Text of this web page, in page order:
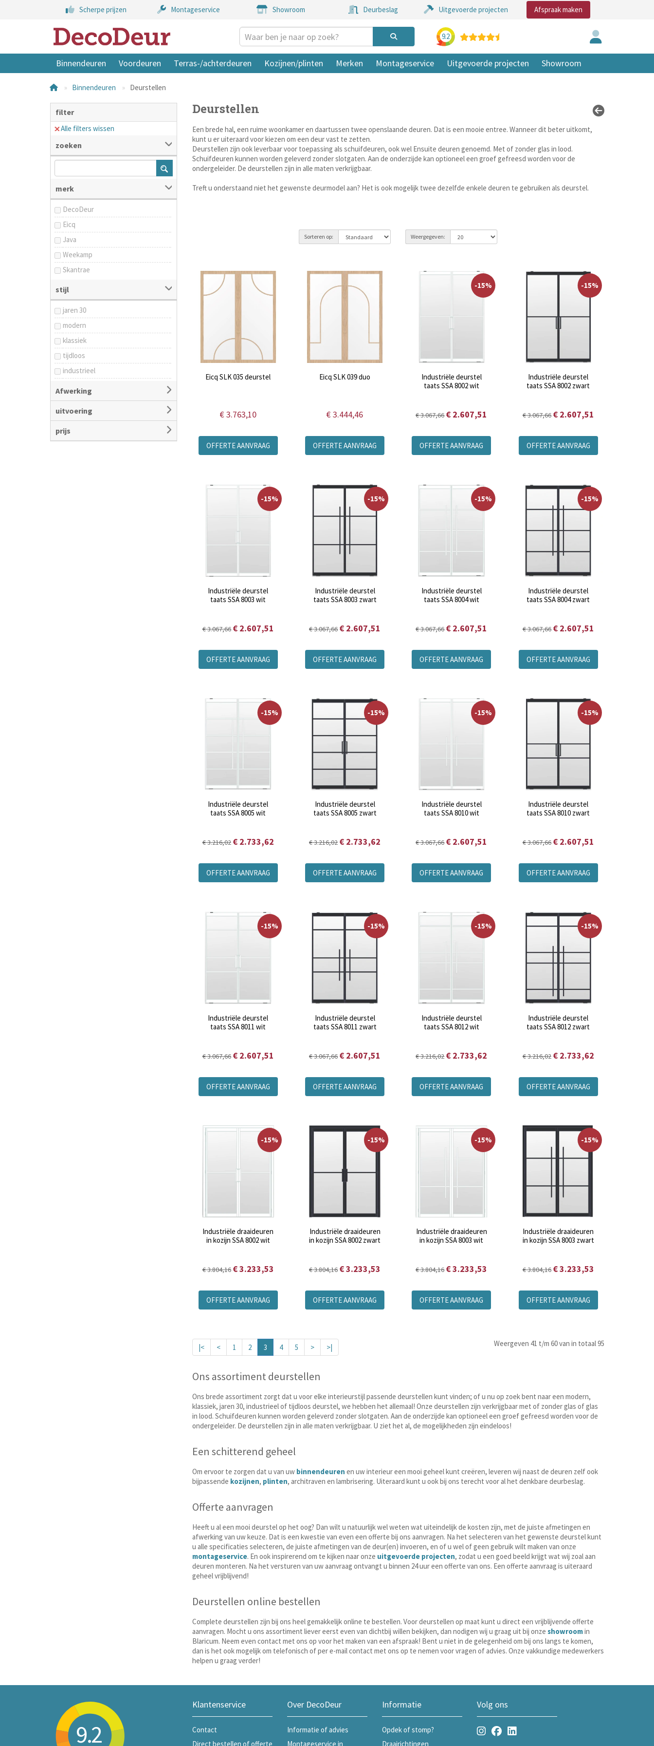
Scherpe prijzen Montageservice Showroom Deurbeslag Uitgevoerde projecten Afspraak maken
9.2
Binnendeuren Voordeuren Terras-/achterdeuren Kozijnen/plinten Merken Montageservice Uitgevoerde projecten Showroom
Binnendeuren Deurstellen
filter
Alle filters wissen
zoeken
merk
DecoDeur
Eicq
Java
Weekamp
Skantrae
stijl
jaren 30
modern
klassiek
tijdloos
industrieel
Afwerking
uitvoering
prijs
Deurstellen
Een brede hal, een ruime woonkamer en daartussen twee openslaande deuren. Dat is een mooie entree. Wanneer dit beter uitkomt,
kunt u er uiteraard voor kiezen om een deur vast te zetten.
Deurstellen zijn ook leverbaar voor toepassing als schuifdeuren, ook wel Ensuite deuren genoemd. Met of zonder glas in lood.
Schuifdeuren kunnen worden geleverd zonder slotgaten. Aan de onderzijde kan optioneel een groef gefreesd worden voor de
ondergeleider. De deurstellen zijn in alle maten verkrijgbaar.
Treft u onderstaand niet het gewenste deurmodel aan? Het is ook mogelijk twee dezelfde enkele deuren te gebruiken als deurstel.
Sorteren op: Weergegeven:
Eicq SLK 035 deurstel
€ 3.763,10
OFFERTE AANVRAAG
Eicq SLK 039 duo
€ 3.444,46
OFFERTE AANVRAAG
-15%
Industriële deurstel
taats SSA 8002 wit
€ 3.067,66€ 2.607,51
OFFERTE AANVRAAG
-15%
Industriële deurstel
taats SSA 8002 zwart
€ 3.067,66 € 2.607,51
OFFERTE AANVRAAG
-15%
Industriële deurstel
taats SSA 8003 wit
€ 3.067,66 € 2.607,51
OFFERTE AANVRAAG
-15%
Industriële deurstel
taats SSA 8003 zwart
€ 3.067,66 € 2.607,51
OFFERTE AANVRAAG
-15%
Industriële deurstel
taats SSA 8004 wit
€ 3.067,66€ 2.607,51
OFFERTE AANVRAAG
-15%
Industriële deurstel
taats SSA 8004 zwart
€ 3.067,66 € 2.607,51
OFFERTE AANVRAAG
-15%
Industriële deurstel
taats SSA 8005 wit
€ 3.216,02 € 2.733,62
OFFERTE AANVRAAG
-15%
Industriële deurstel
taats SSA 8005 zwart
€ 3.216,02 € 2.733,62
OFFERTE AANVRAAG
-15%
Industriële deurstel
taats SSA 8010 wit
€ 3.067,66€ 2.607,51
OFFERTE AANVRAAG
-15%
Industriële deurstel
taats SSA 8010 zwart
€ 3.067,66 € 2.607,51
OFFERTE AANVRAAG
-15%
Industriële deurstel
taats SSA 8011 wit
€ 3.067,66 € 2.607,51
OFFERTE AANVRAAG
-15%
Industriële deurstel
taats SSA 8011 zwart
€ 3.067,66 € 2.607,51
OFFERTE AANVRAAG
-15%
Industriële deurstel
taats SSA 8012 wit
€ 3.216,02€ 2.733,62
OFFERTE AANVRAAG
-15%
Industriële deurstel
taats SSA 8012 zwart
€ 3.216,02 € 2.733,62
OFFERTE AANVRAAG
-15%
Industriële draaideuren
in kozijn SSA 8002 wit
€ 3.804,16 € 3.233,53
OFFERTE AANVRAAG
-15%
Industriële draaideuren
in kozijn SSA 8002 zwart
€ 3.804,16 € 3.233,53
OFFERTE AANVRAAG
-15%
Industriële draaideuren
in kozijn SSA 8003 wit
€ 3.804,16€ 3.233,53
OFFERTE AANVRAAG
-15%
Industriële draaideuren
in kozijn SSA 8003 zwart
€ 3.804,16 € 3.233,53
OFFERTE AANVRAAG
|< < 1 2 3 4 5 > >| Weergeven 41 t/m 60 van in totaal 95
Ons assortiment deurstellen
Ons brede assortiment zorgt dat u voor elke interieurstijl passende deurstellen kunt vinden; of u nu op zoek bent naar een modern,
klassiek, jaren 30, industrieel of tijdloos deurstel, we hebben het allemaal! Onze deurstellen zijn verkrijgbaar met of zonder glas of glas
in lood. Schuifdeuren kunnen worden geleverd zonder slotgaten. Aan de onderzijde kan optioneel een groef gefreesd worden voor de
ondergeleider. De deurstellen zijn in alle maten verkrijgbaar. U ziet het al, de mogelijkheden zijn eindeloos!
Een schitterend geheel
Om ervoor te zorgen dat u van uw binnendeuren en uw interieur een mooi geheel kunt creëren, leveren wij naast de deuren zelf ook
bijpassende kozijnen, plinten, architraven en lambrisering. Uiteraard kunt u ook bij ons terecht voor al het denkbare deurbeslag.
Offerte aanvragen
Heeft u al een mooi deurstel op het oog? Dan wilt u natuurlijk wel weten wat uiteindelijk de kosten zijn, met de juiste afmetingen en
afwerking van uw keuze. Dat is een kwestie van even een offerte bij ons aanvragen. Na het selecteren van het gewenste deurstel kunt
u alle specificaties selecteren, de juiste afmetingen van de deur(en) invoeren, en of u wel of geen gebruik wilt maken van onze
montageservice. En ook inspirerend om te kijken naar onze uitgevoerde projecten, zodat u een goed beeld krijgt wat wij zoal aan
deuren monteren. Na het versturen van uw aanvraag ontvangt u binnen 24 uur een offerte van ons. Een offerte aanvraag is uiteraard
geheel vrijblijvend!
Deurstellen online bestellen
Complete deurstellen zijn bij ons heel gemakkelijk online te bestellen. Voor deurstellen op maat kunt u direct een vrijblijvende offerte
aanvragen. Mocht u ons assortiment liever eerst even van dichtbij willen bekijken, dan nodigen wij u graag uit bij onze showroomin
Blaricum. Neem even contact met ons op voor het maken van een afspraak! Bent u niet in de gelegenheid om bij ons langs te komen,
dan is het ook mogelijk om telefonisch of per e-mail contact met ons op te nemen voor vragen of advies. Onze vakkundige medewerkers
helpen u graag verder!
9.2
Klantenservice
Contact
Direct bestellen of offerte
Over DecoDeur
Informatie of advies
Montageservice in
Informatie
Opdek of stomp?
Draairichtingen
Volg ons